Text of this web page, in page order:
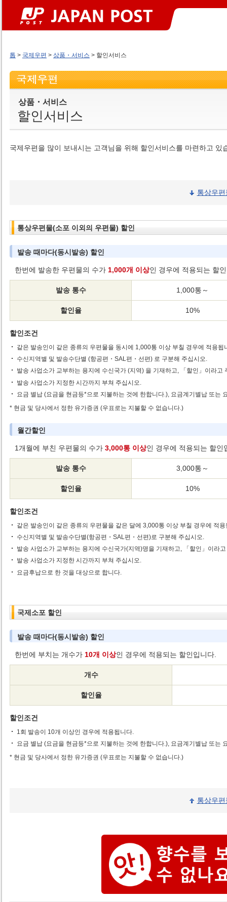
톱 > 국제우편 > 상품・서비스 > 할인서비스
상품・서비스
할인서비스
국제우편을 많이 보내시는 고객님을 위해 할인서비스를 마련하고 있
통상우
통상우편물(소포 이외의 우편물) 할인
발송 때마다(동시발송) 할인
한번에 발송한 우편물의 수가 1,000개 이상인 경우에 적용되는 할
발송 통수 1,000통～
할인율 10%
할인조건
같은 발송인이 같은 종류의 우편물을 동시에 1,000통 이상 부칠 경우에 적용됩
수신지역별 및 발송수단별 (항공편・SAL편・선편) 로 구분해 주십시오.
발송 사업소가 교부하는 용지에 수신국가 (지역) 을 기재하고, 「할인」이라
발송 사업소가 지정한 시간까지 부쳐 주십시오.
요금 별납 (요금을 현금등*으로 지불하는 것에 한합니다.), 요금계기별납 또는
* 현금 및 당사에서 정한 유가증권 (우표로는 지불할 수 없습니다.)
월간할인
1개월에 부친 우편물의 수가 3,000통 이상인 경우에 적용되는 할인
발송 통수 3,000통～
할인율 10%
할인조건
같은 발송인이 같은 종류의 우편물을 같은 달에 3,000통 이상 부칠 경우에 적용
수신지역별 및 발송수단별(항공편・SAL편・선편)로 구분해 주십시오.
발송 사업소가 교부하는 용지에 수신국가(지역)명을 기재하고, 「할인」이라
발송 사업소가 지정한 시간까지 부쳐 주십시오.
요금후납으로 한 것을 대상으로 합니다.
국제소포 할인
발송 때마다(동시발송) 할인
한번에 부치는 개수가 10개 이상인 경우에 적용되는 할인입니다.
개수
할인율
할인조건
1회 발송이 10개 이상인 경우에 적용됩니다.
요금 별납 (요금을 현금등*으로 지불하는 것에 한합니다.), 요금계기별납 또는
* 현금 및 당사에서 정한 유가증권 (우표로는 지불할 수 없습니다.)
통상우